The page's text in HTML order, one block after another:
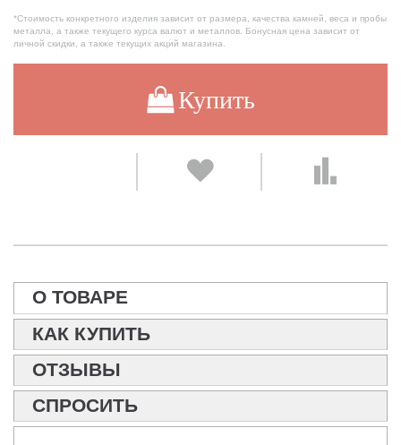
*Стоимость конкретного изделия зависит от размера, качества камней, веса и пробы
металла, а также текущего курса валют и металлов. Бонусная цена зависит от
личной скидки, а также текущих акций магазина.
Купить
О ТОВАРЕ
КАК КУПИТЬ
ОТЗЫВЫ
СПРОСИТЬ